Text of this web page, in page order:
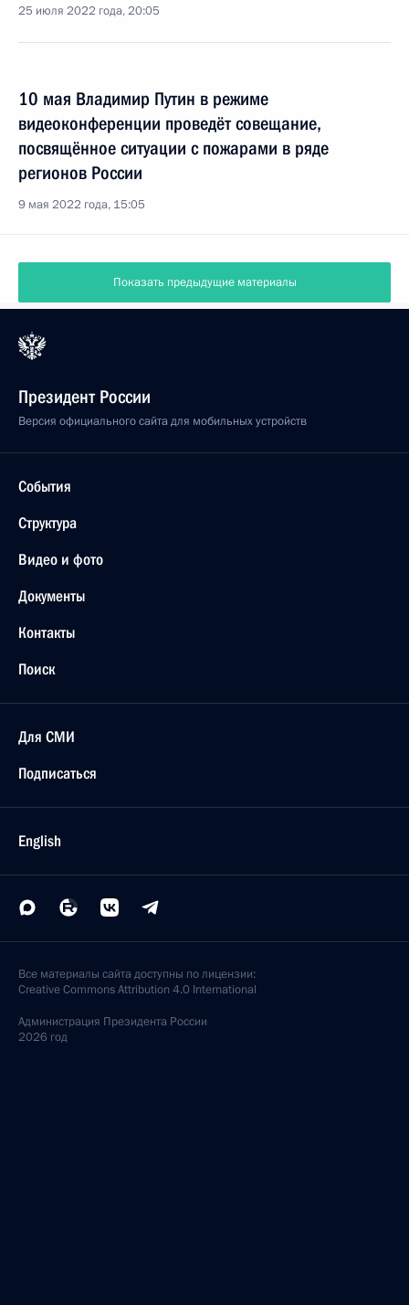
25 июля 2022 года, 20:05
10 мая Владимир Путин в режиме
видеоконференции проведёт совещание,
посвящённое ситуации с пожарами в ряде
регионов России
9 мая 2022 года, 15:05
Показать предыдущие материалы
Президент России
Версия официального сайта для мобильных устройств
События
Структура
Видео и фото
Документы
Контакты
Поиск
Для СМИ
Подписаться
English
Все материалы сайта доступны по лицензии:
Creative Commons Attribution 4.0 International
Администрация Президента России
2026 год